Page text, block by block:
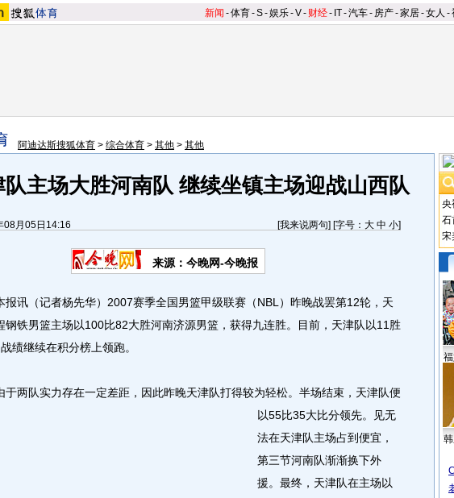
新闻 -体育-S-娱乐-V- 财经- IT-汽车- 房产-家居-女人 -
阿迪达斯搜狐体育 > 综合体育 > 其他 > 其他
队主场大胜河南队 继续坐镇主场迎战山西队
08月05日14:16 [我来说两句] [字号： 大 中 小]
来源：今晚网-今晚报
（记者杨先华）2007赛季全国男篮甲级联赛（NBL）昨晚战罢第12轮，天
钢铁男篮主场以100比82大胜河南济源男篮，获得九连胜。目前，天津队以11胜
绩继续在积分榜上领跑。
队实力存在一定差距，因此昨晚天津队打得较为轻松。 半场结束，天津队便
以55比35大比分领先。见无
法在天津队主场占到便宜，
第三节河南队渐渐换下外
援。最终，天津队在主场以
央
石
宋